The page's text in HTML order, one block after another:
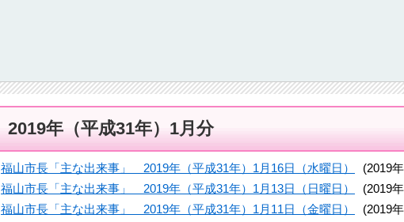
2019年（平成31年）1月分
福山市長「主な出来事」 2019年（平成31年）1月16日（水曜日）
(2019
福山市長「主な出来事」 2019年（平成31年）1月13日（日曜日）
(2019
福山市長「主な出来事」 2019年（平成31年）1月11日（金曜日）
(2019